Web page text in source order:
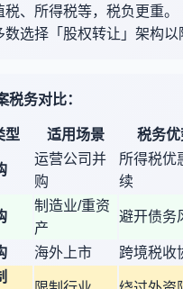
、所得税等，税负更重。
数选择「股权转让」架构以
税务对比：
型 适用场景 税务优
运营公司并
购
所得税优
续
制造业/重资
产
避开债务
海外上市 跨境税收